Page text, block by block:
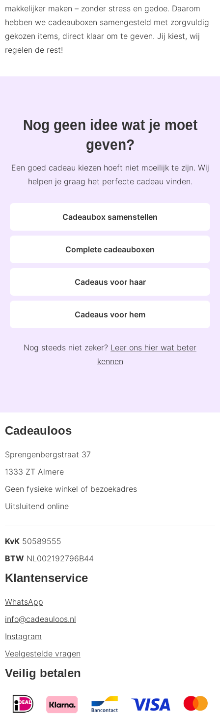
makkelijker maken – zonder stress en gedoe. Daarom
hebben we cadeauboxen samengesteld met zorgvuldig
gekozen items, direct klaar om te geven. Jij kiest, wij
regelen de rest!
Nog geen idee wat je moet
geven?
Een goed cadeau kiezen hoeft niet moeilijk te zijn. Wij
helpen je graag het perfecte cadeau vinden.
Cadeaubox samenstellen
Complete cadeauboxen
Cadeaus voor haar
Cadeaus voor hem
Nog steeds niet zeker? Leer ons hier wat beter
kennen
Cadeauloos
Sprengenbergstraat 37
1333 ZT Almere
Geen fysieke winkel of bezoekadres
Uitsluitend online
KvK 50589555
BTW NL002192796B44
Klantenservice
WhatsApp
info@cadeauloos.nl
Instagram
Veelgestelde vragen
Veilig betalen